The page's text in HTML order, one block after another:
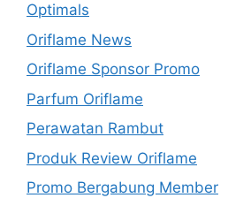
Optimals
Oriflame News
Oriflame Sponsor Promo
Parfum Oriflame
Perawatan Rambut
Produk Review Oriflame
Promo Bergabung Member